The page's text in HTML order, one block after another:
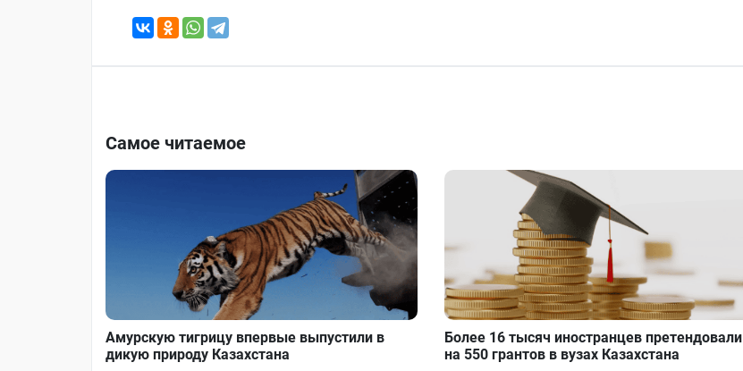
Самое читаемое
Амурскую тигрицу впервые выпустили в
дикую природу Казахстана
Более 16 тысяч иностранцев претендовали
на 550 грантов в вузах Казахстана